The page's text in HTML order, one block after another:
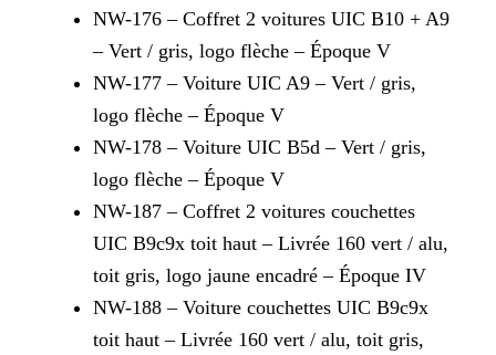
NW-176 – Coffret 2 voitures UIC B10 + A9
– Vert / gris, logo flèche – Époque V
NW-177 – Voiture UIC A9 – Vert / gris,
logo flèche – Époque V
NW-178 – Voiture UIC B5d – Vert / gris,
logo flèche – Époque V
NW-187 – Coffret 2 voitures couchettes
UIC B9c9x toit haut – Livrée 160 vert / alu,
toit gris, logo jaune encadré – Époque IV
NW-188 – Voiture couchettes UIC B9c9x
toit haut – Livrée 160 vert / alu, toit gris,